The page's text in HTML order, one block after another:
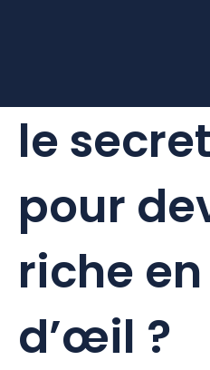
le
pour
riche
d’œil ?